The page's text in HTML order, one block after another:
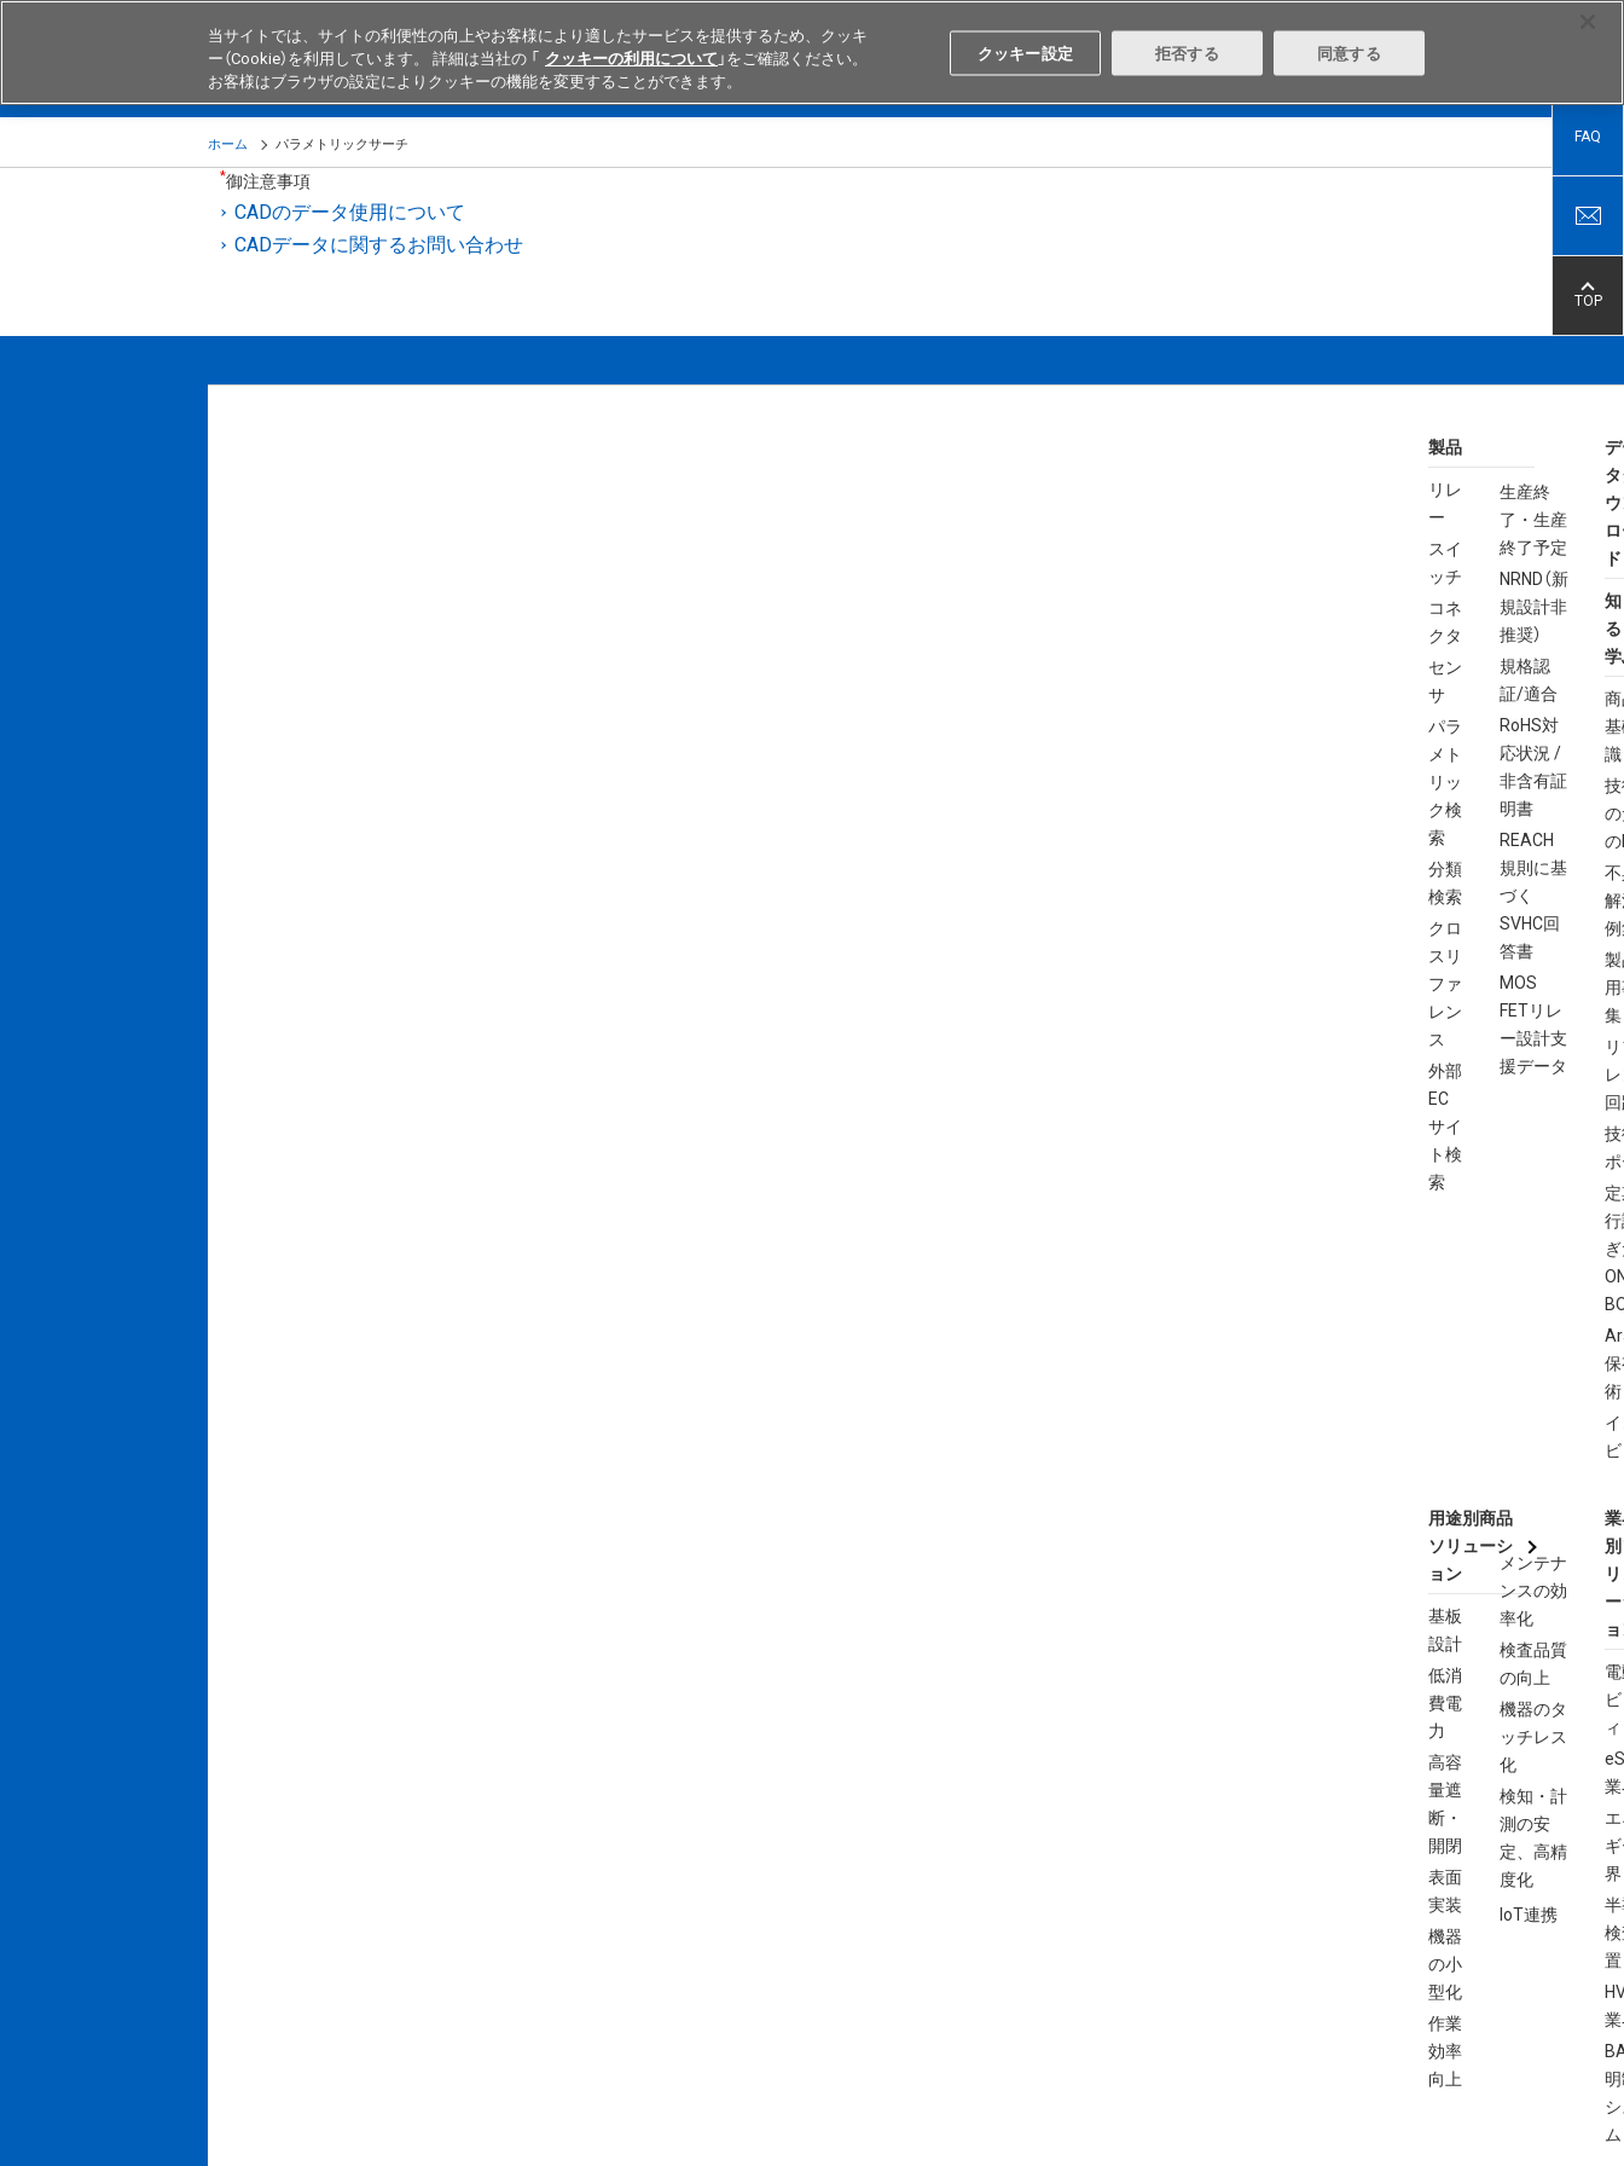
Japan Search
製品 業界・用途別商品 知る・学ぶ テクニカルサポート
ホーム パラメトリックサーチ​
*御注意事項
CADのデータ使用について
CADデータに関するお問い合わせ
FAQ
TOP
製品
リレ
ー
スイ
ッチ
コネ
クタ
セン
サ
パラ
メト
リッ
ク検
索
分類
検索
クロ
スリ
ファ
レン
ス
外部
EC
サイ
ト検
索
生産終
了・生産
終了予定
NRND（新
規設計非
推奨）
規格認
証/適合
RoHS対
応状況 /
非含有証
明書
REACH
規則に基
づく
SVHC回
答書
MOS
FETリレ
ー設計支
援データ
ド
知
識
の
集
術
用途別商品
ソリューシ
ョン
基板
設計
低消
費電
力
高容
量遮
断・
開閉
表面
実装
機器
の小
型化
作業
効率
向上
メンテナ
ンスの効
率化
検査品質
の向上
機器のタ
ッチレス
化
検知・計
測の安
定、高精
度化
IoT連携
ィ
界
置
ム
当サイトでは、サイトの利便性の向上やお客様により適したサービスを提供するため、クッキ
ー（Cookie）を利用しています。 詳細は当社の 「 クッキーの利用について 」をご確認ください。
お客様はブラウザの設定によりクッキーの機能を変更することができます。
クッキー設定 拒否する 同意する